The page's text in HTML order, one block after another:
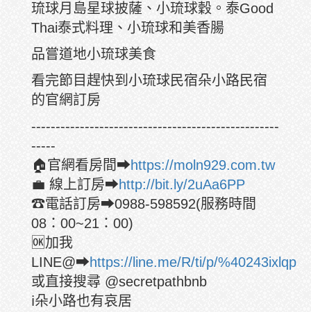
琉球月島星球披薩、小琉球穀。泰Good
Thai泰式料理、小琉球和美香腸
品嘗道地小琉球美食
看完節目趕快到小琉球民宿朵小路民宿
的官網訂房
---------------------------------------------------
-----
🏠官網看房間➡https://moln929.com.tw
💼 線上訂房➡http://bit.ly/2uAa6PP
☎電話訂房➡0988-598592(服務時間
08：00~21：00)
🆗加我
LINE@➡https://line.me/R/ti/p/%40243ixlqp
或直接搜尋 @secretpathbnb
ℹ朵小路也有哀居